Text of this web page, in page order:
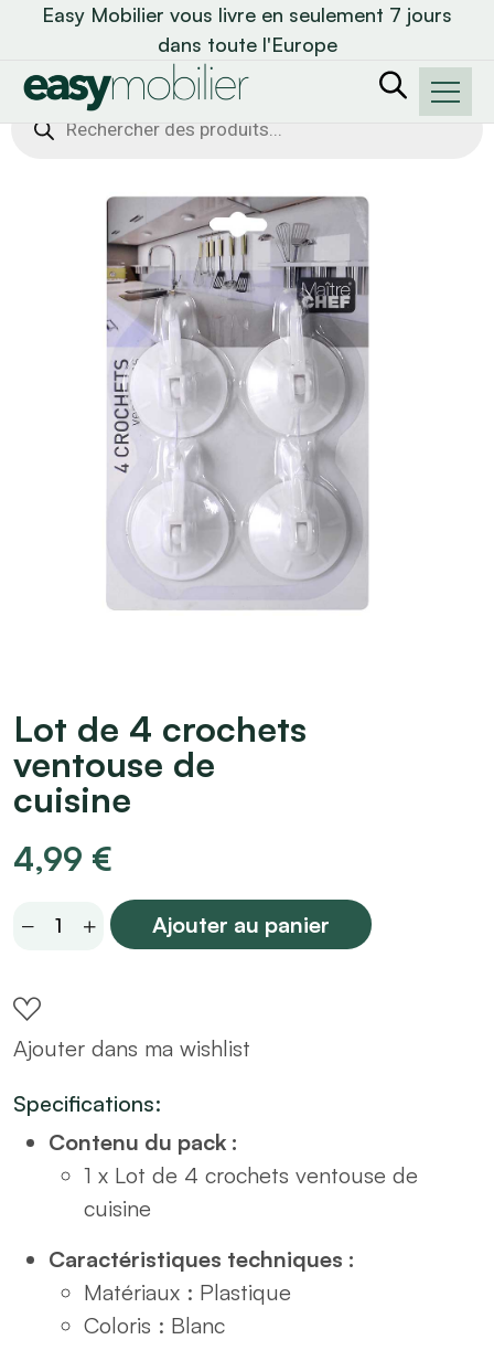
Easy Mobilier vous livre en seulement 7 jours
dans toute l'Europe
Recherche
de
Lot de 4 crochets
ventouse de
cuisine
4,99 €
crochets
ventouse
cuisine
quantity
Ajouter au panier
Ajouter dans ma wishlist
Specifications:
Contenu du pack :
1 x Lot de 4 crochets ventouse de
cuisine
Caractéristiques techniques :
Matériaux : Plastique
Coloris : Blanc